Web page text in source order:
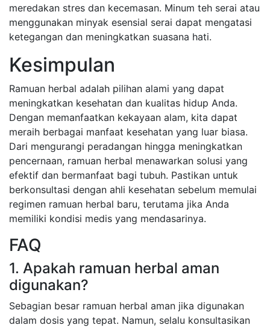
meredakan stres dan kecemasan. Minum teh serai atau
menggunakan minyak esensial serai dapat mengatasi
ketegangan dan meningkatkan suasana hati.
Kesimpulan
Ramuan herbal adalah pilihan alami yang dapat
meningkatkan kesehatan dan kualitas hidup Anda.
Dengan memanfaatkan kekayaan alam, kita dapat
meraih berbagai manfaat kesehatan yang luar biasa.
Dari mengurangi peradangan hingga meningkatkan
pencernaan, ramuan herbal menawarkan solusi yang
efektif dan bermanfaat bagi tubuh. Pastikan untuk
berkonsultasi dengan ahli kesehatan sebelum memulai
regimen ramuan herbal baru, terutama jika Anda
memiliki kondisi medis yang mendasarinya.
FAQ
1. Apakah ramuan herbal aman
digunakan?
Sebagian besar ramuan herbal aman jika digunakan
dalam dosis yang tepat. Namun, selalu konsultasikan